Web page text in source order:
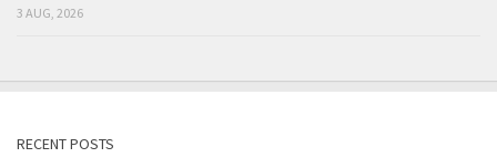
3 AUG, 2026
RECENT POSTS